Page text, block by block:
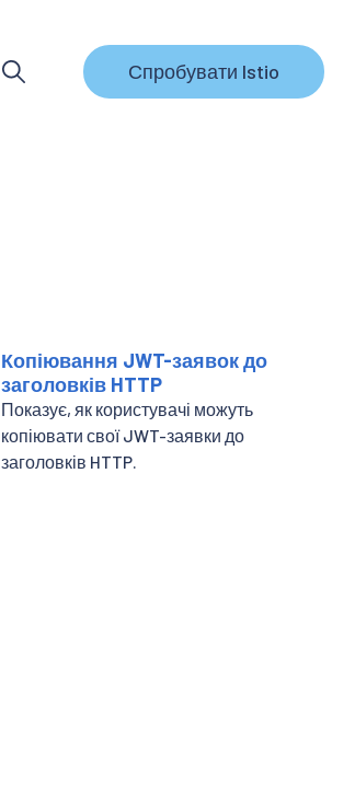
Спробувати Istio
Копіювання JWT-заявок до
заголовків HTTP
Показує, як користувачі можуть
копіювати свої JWT-заявки до
заголовків HTTP.